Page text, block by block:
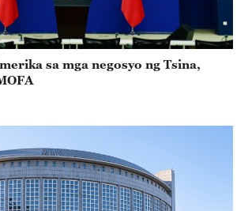
sa mga negosyo ng Tsina,